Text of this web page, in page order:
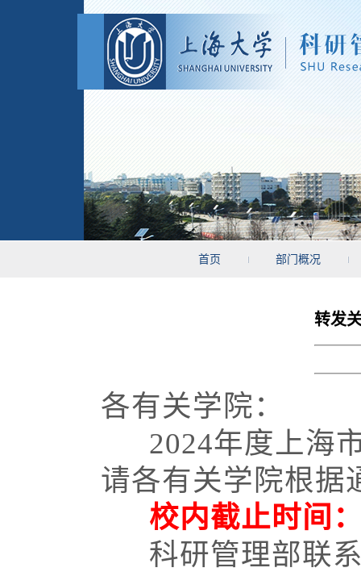
首页 部门概况
转发
各有关学院：
2024年度上海
请各有关学院根据
校内截止时间
科研管理部联